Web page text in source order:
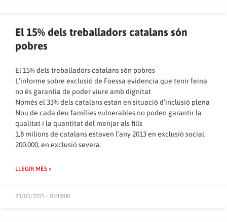
El 15% dels treballadors catalans són
pobres
El 15% dels treballadors catalans són pobres
L’informe sobre exclusió de Foessa evidencia que tenir feina
no és garantia de poder viure amb dignitat
Només el 33% dels catalans estan en situació d’inclusió plena
Nou de cada deu famílies vulnerables no poden garantir la
qualitat i la quantitat del menjar als fills
1,8 milions de catalans estaven l’any 2013 en exclusió social.
200.000, en exclusió severa.
LLEGIR MÉS »
23/03/2015 - 03:19:00